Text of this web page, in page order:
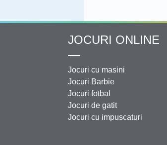
JOCURI ONLINE
Jocuri cu masini
Jocuri Barbie
Jocuri fotbal
Jocuri de gatit
Jocuri cu impuscaturi